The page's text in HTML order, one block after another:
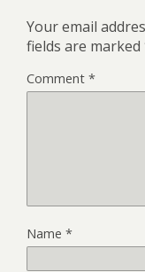
Your email
fields are marked
Comment *
Name *